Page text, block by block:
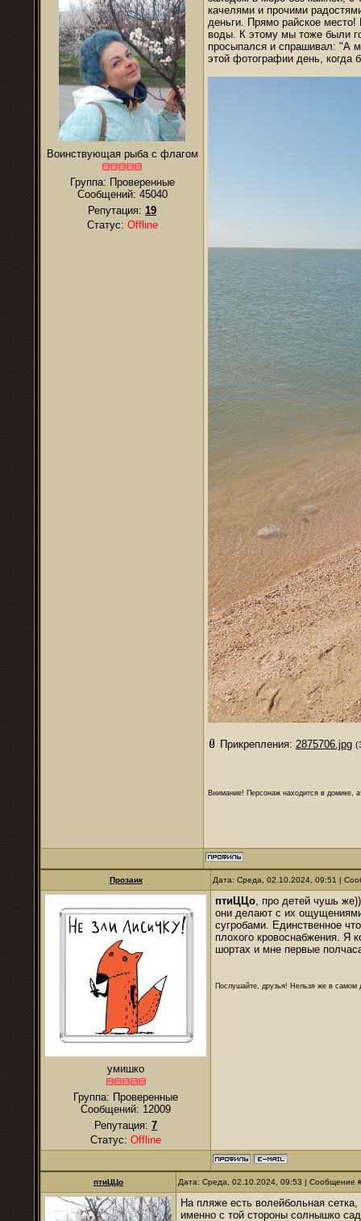
Воинствующая рыба с флагом
Группа: Проверенные
Сообщений: 45040
Репутация: 19
Статус: Offline
качелями и прочими
деньги. Прямо райское
воды. К этому мы тоже были
просыпался и спрашивал: "А
этой фотографии день, когда
Прикрепления: 2875706.jpg
Внимание! Персонаж находится в домике,
Прозаик Дата: Среда, 02.10.2024, 09:51 |
умишко
Группа: Проверенные
Сообщений: 12009
Репутация: 7
Статус: Offline
птиЦЦо, про детей чушь
они делают с их
сугробами. Единственное
плохого кровоснабжения. Я
шортах и мне первые
Послушайте, друзья! Нельзя же в самом
птиЦЦо Дата: Среда, 02.10.2024, 09:53 | Сообщение
На пляже есть волейбольная
именно с той стороны солнышко